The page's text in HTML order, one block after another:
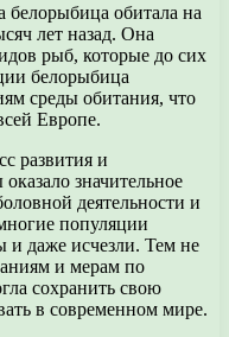
белорыбица обитала на
лет назад. Она
рыб, которые до сих
белорыбица
среды обитания, что
Европе.
развития и
значительное
деятельности и
популяции
даже исчезли. Тем не
и мерам по
сохранить свою
в современном мире.